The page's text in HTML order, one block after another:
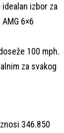
izbor za
6×6
100 mph.
za svakog
346.850